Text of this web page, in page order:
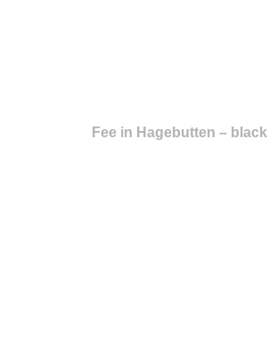
Fee in Hagebutten – black